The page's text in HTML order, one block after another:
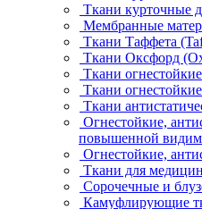
Ткани курточные
Мембранные
Ткани Таффета
Ткани Оксфорд
Ткани огнестойкие
Ткани
Ткани
Огнестойкие,
повышенной
Огнестойкие,
Ткани для
Сорочечные и
Камуфлирующие